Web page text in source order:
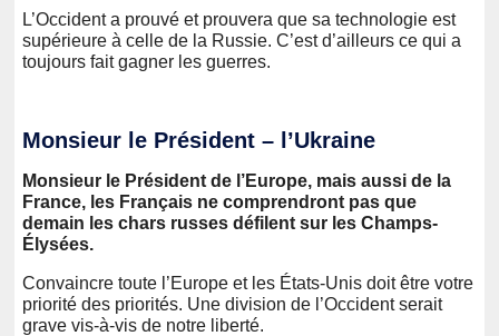
L’Occident a prouvé et prouvera que sa technologie est
supérieure à celle de la Russie. C’est d’ailleurs ce qui a
toujours fait gagner les guerres.
Monsieur le Président – l’Ukraine
Monsieur le Président de l’Europe, mais aussi de la
France, les Français ne comprendront pas que
demain les chars russes défilent sur les Champs-
Élysées.
Convaincre toute l’Europe et les États-Unis doit être votre
priorité des priorités. Une division de l’Occident serait
grave vis-à-vis de notre liberté.